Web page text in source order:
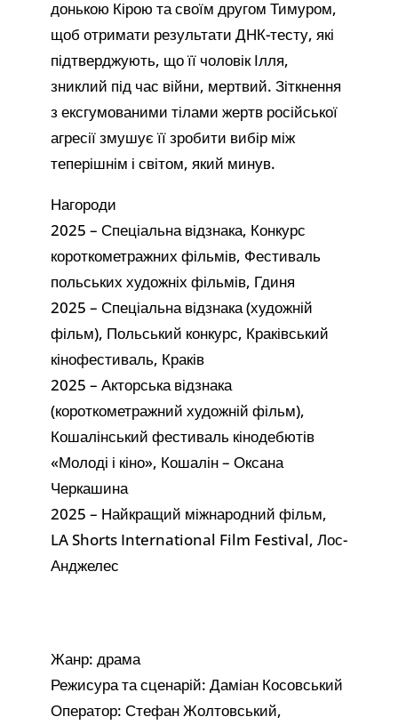
донькою Кірою та своїм другом Тимуром,
щоб отримати результати ДНК-тесту, які
підтверджують, що її чоловік Ілля,
зниклий під час війни, мертвий. Зіткнення
з ексгумованими тілами жертв російської
агресії змушує її зробити вибір між
теперішнім і світом, який минув.
Нагороди
2025 – Спеціальна відзнака, Конкурс
короткометражних фільмів, Фестиваль
польських художніх фільмів, Гдиня
2025 – Спеціальна відзнака (художній
фільм), Польський конкурс, Краківський
кінофестиваль, Краків
2025 – Акторська відзнака
(короткометражний художній фільм),
Кошалінський фестиваль кінодебютів
«Молоді і кіно», Кошалін – Оксана
Черкашина
2025 – Найкращий міжнародний фільм,
LA Shorts International Film Festival, Лос-
Анджелес
Жанр: драма
Режисура та сценарій: Даміан Косовський
Оператор: Стефан Жолтовський,